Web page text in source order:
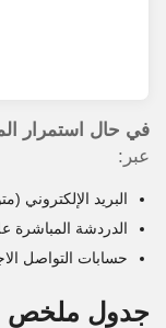
في حال استمرار
عبر:
البريد الإلكتروني
الدردشة المباشرة
حسابات التواصل
جدول ملخص